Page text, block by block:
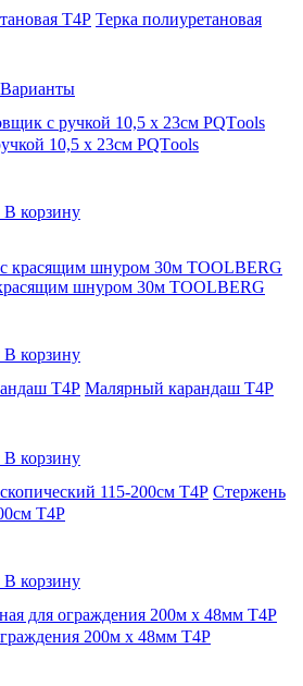
Терка полиуретановая
Варианты
10,5 х 23см PQТools
В корзину
красящим шнуром 30м TOOLBERG
В корзину
Малярный карандаш Т4Р
В корзину
Стержень
T4P
В корзину
200м х 48мм Т4Р